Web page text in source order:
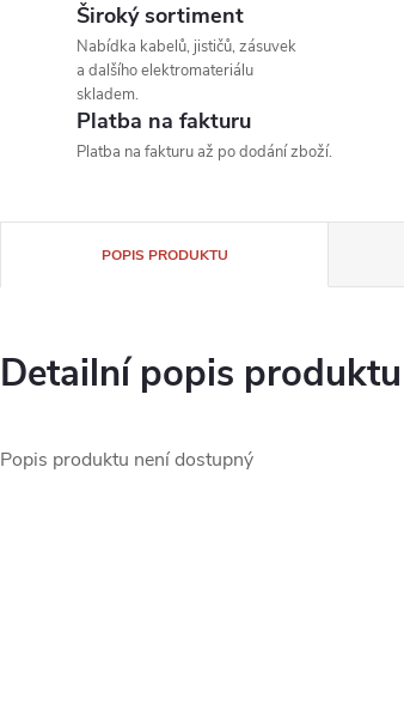
Široký sortiment
Nabídka kabelů, jističů, zásuvek
a dalšího elektromateriálu
skladem.
Platba na fakturu
Platba na fakturu až po dodání zboží.
POPIS PRODUKTU
Detailní popis produktu
Popis produktu není dostupný